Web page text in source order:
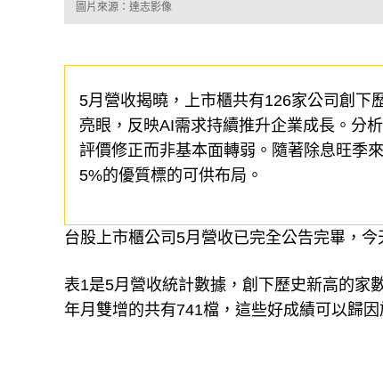
圖片來源：達志影像
5月營收揭曉，上市櫃共有126家公司創下
亮眼，反映AI需求持續推升企業成長。分
評價修正而非基本面轉弱。隨著除息旺季
5%的優質標的可供布局。
台股上市櫃公司5月營收已完全公告完畢，
表1是5月營收統計數據，創下歷史新高的家
年月雙增的共有741檔，這些好成績可以歸